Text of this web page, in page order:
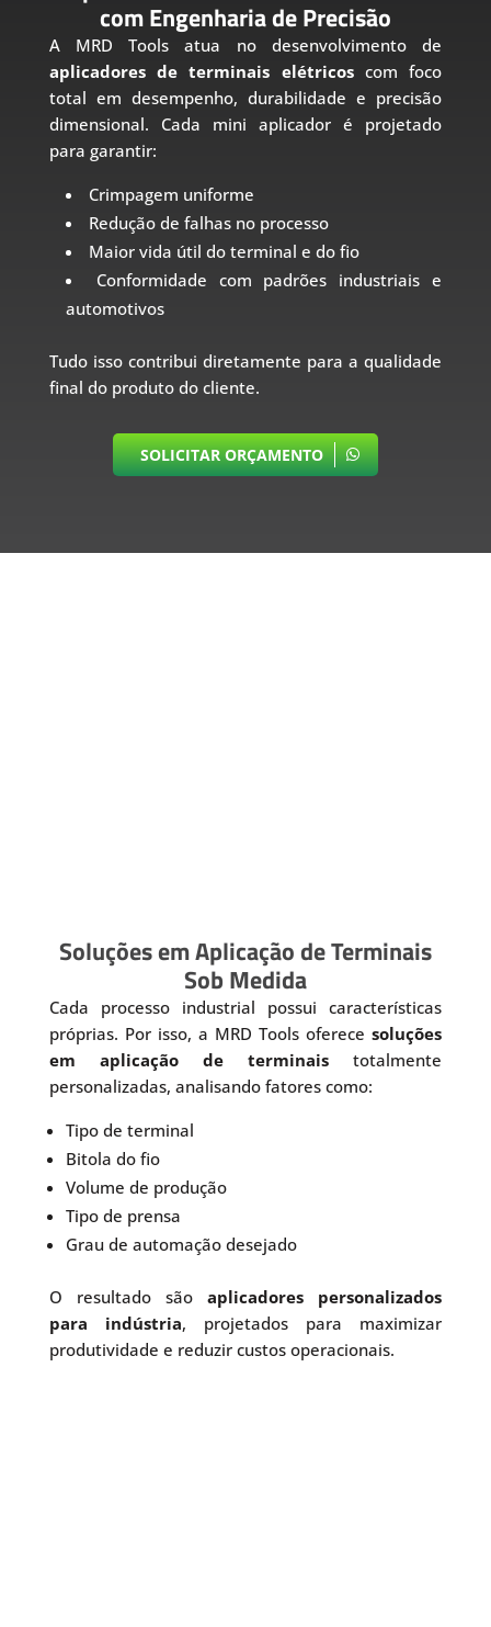
com Engenharia de Precisão
A MRD Tools atua no desenvolvimento de
aplicadores de terminais elétricoscom foco
total em desempenho, durabilidade e precisão
dimensional. Cada mini aplicador é projetado
para garantir:
Crimpagem uniforme
Redução de falhas no processo
Maior vida útil do terminal e do fio
Conformidade com padrões industriais e
automotivos
Tudo isso contribui diretamente para a qualidade
final do produto do cliente.
SOLICITAR ORÇAMENTO
Soluções em Aplicação de Terminais
Sob Medida
Cada processo industrial possui características
próprias. Por isso, a MRD Tools oferecesoluções
em aplicação de terminais totalmente
personalizadas, analisando fatores como:
Tipo de terminal
Bitola do fio
Volume de produção
Tipo de prensa
Grau de automação desejado
O resultado sãoaplicadores personalizados
para indústria, projetados para maximizar
produtividade e reduzir custos operacionais.